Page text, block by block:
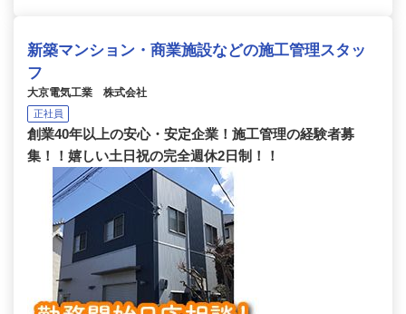
新築マンション・商業施設などの施工管理スタッ
フ
大京電気工業 株式会社
正社員
創業40年以上の安心・安定企業！施工管理の経験者募
集！！嬉しい土日祝の完全週休2日制！！